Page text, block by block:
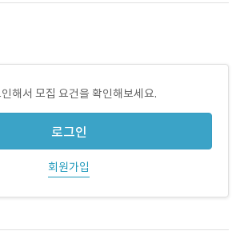
해서 모집 요건을 확인해보세요.
로그인
회원가입